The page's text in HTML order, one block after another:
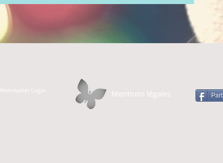
Webmaster Login Mentions légales